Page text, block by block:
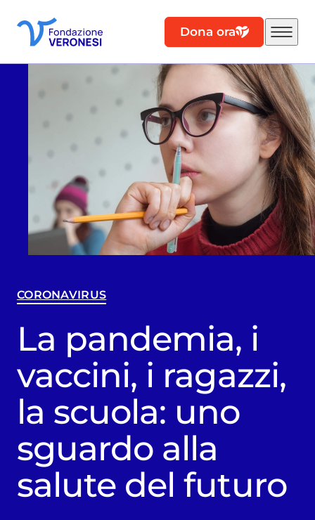
Dona ora
CORONAVIRUS
La pandemia, i
vaccini, i ragazzi,
la scuola: uno
sguardo alla
salute del futuro